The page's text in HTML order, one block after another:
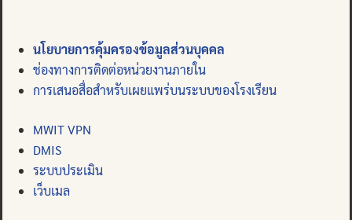
นโยบายการคุ้มครองข้อมูลส่วนบุคคล
ช่องทางการติดต่อหน่วยงานภายใน
การเสนอสื่อสำหรับเผยแพร่บนระบบของโรงเรียน
MWIT VPN
DMIS
ระบบประเมิน
เว็บเมล